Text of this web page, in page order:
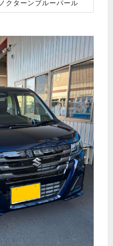
ノクターンブルーパール